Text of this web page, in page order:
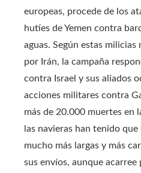
europeas, procede de los
hutíes de Yemen contra
aguas. Según estas milicias
por Irán, la campaña
contra Israel y sus aliados
acciones militares contra
más de 20.000 muertes en
las navieras han tenido
mucho más largas y más
sus envíos, aunque acarree